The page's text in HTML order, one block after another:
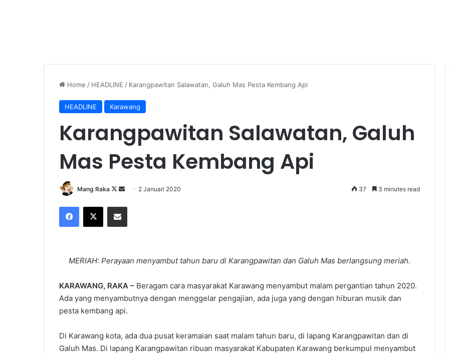
Home / HEADLINE / Karangpawitan Salawatan, Galuh Mas Pesta Kembang Api
HEADLINE Karawang
Karangpawitan Salawatan, Galuh
Mas Pesta Kembang Api
Mang Raka
Follow
X
Send 2 Januari 2020 37 3 minutes read
Facebook
X Share via Email
MERIAH: Perayaan menyambut tahun baru di Karangpawitan dan Galuh Mas berlangsung meriah.
KARAWANG, RAKA – Beragam cara masyarakat Karawang menyambut malam pergantian tahun 2020.
Ada yang menyambutnya dengan menggelar pengajian, ada juga yang dengan hiburan musik dan
pesta kembang api.
Di Karawang kota, ada dua pusat keramaian saat malam tahun baru, di lapang Karangpawitan dan di
Galuh Mas. Di lapang Karangpawitan ribuan masyarakat Kabupaten Karawang berkumpul menyambut